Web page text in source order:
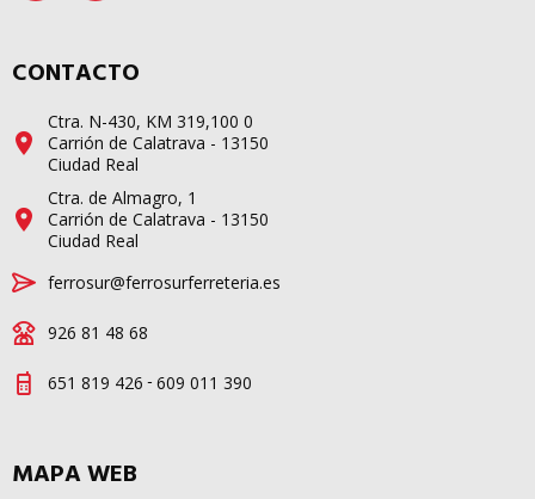
CONTACTO
Ctra. N-430, KM 319,100 0
Carrión de Calatrava - 13150
Ciudad Real
Ctra. de Almagro, 1
Carrión de Calatrava - 13150
Ciudad Real
ferrosur@ferrosurferreteria.es
926 81 48 68
651 819 426 - 609 011 390
MAPA WEB